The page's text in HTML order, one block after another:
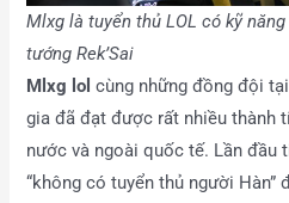
Mlxg là tuyển thủ LOL có kỹ
tướng Rek’Sai
Mlxg lol cùng những đồng đội
gia đã đạt được rất nhiều thành
nước và ngoài quốc tế. Lần đầu
“không có tuyển thủ người Hàn”